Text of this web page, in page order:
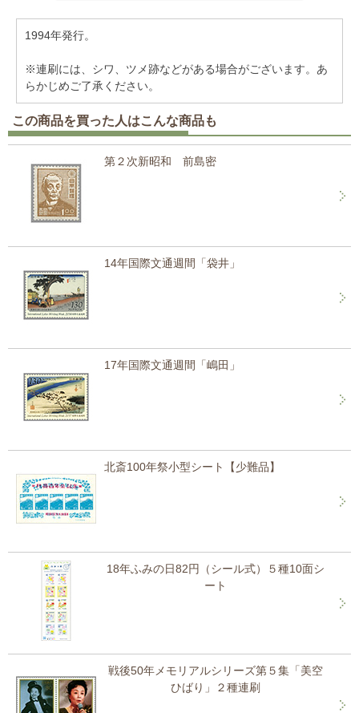
1994年発行。
※連刷には、シワ、ツメ跡などがある場合がございます。あ
らかじめご了承ください。
この商品を買った人はこんな商品も
第２次新昭和 前島密
14年国際文通週間「袋井」
17年国際文通週間「嶋田」
北斎100年祭小型シート【少難品】
18年ふみの日82円（シール式）５種10面シ
ート
戦後50年メモリアルシリーズ第５集「美空
ひばり」２種連刷